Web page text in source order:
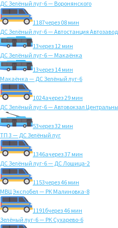
ДС Зелёный луг-6 — Воронянского
1187через 08 мин
ДС Зелёный луг-6 — Автостанция
13через 12 мин
ДС Зелёный луг-6 — Макаёнка
13через 14 мин
Макаёнка — ДС Зелёный луг-6
1024ачерез 29 мин
ДС Зелёный луг-6 — Автовокзал
53через 32 мин
ТП 3 — ДС Зелёный луг
1346ачерез 37 мин
ДС Зелёный луг-6 — ДС Лошица-2
1153через 46 мин
МВЦ Экспобел — РК Малиновка-8
1191бчерез 46 мин
Зелёный луг-6 — РК Сухарево-6